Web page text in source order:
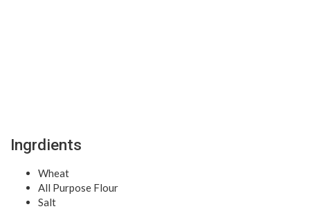
Ingrdients
Wheat
All Purpose Flour
Salt